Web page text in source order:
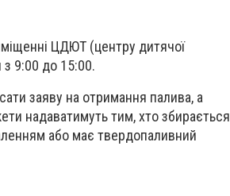
ЦДЮТ (центру дитячої
9:00 до 15:00.
заяву на отримання палива, а
надаватимуть тим, хто збирається
або має твердопаливний